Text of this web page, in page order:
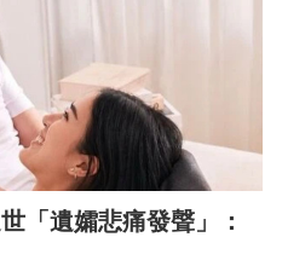
「遺孀悲痛發聲」：